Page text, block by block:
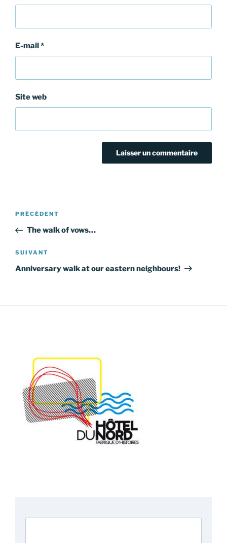
E-mail*
Site web
Navigation
l’article
Article
précédent
PRÉCÉDENT
The walk of vows…
Article
suivant
SUIVANT
Anniversary walk at our eastern neighbours!